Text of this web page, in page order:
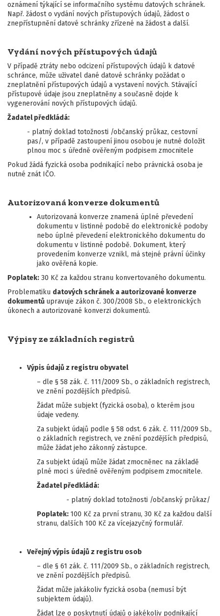
oznámení týkající se informačního systému datových schránek.
Např. žádost o vydání nových přístupových údajů, žádost o
znepřístupnění datové schránky zřízené na žádost a další.
Vydání nových přístupových údajů
V případě ztráty nebo odcizení přístupových údajů k datové
schránce, může uživatel dané datové schránky požádat o
zneplatnění přístupových údajů a vystavení nových. Stávající
přístupové údaje jsou zneplatněny a současně dojde k
vygenerování nových přístupových údajů.
Žadatel předkládá:
- platný doklad totožnosti /občanský průkaz, cestovní
pas/, v případě zastoupení jinou osobou je nutné doložit
plnou moc s úředně ověřeným podpisem zmocnitele
Pokud žádá fyzická osoba podnikající nebo právnická osoba je
nutné znát IČO.
Autorizovaná konverze dokumentů
Autorizovaná konverze znamená úplné převedení
dokumentu v listinné podobě do elektronické podoby
nebo úplné převedení elektronického dokumentu do
dokumentu v listinné podobě. Dokument, který
provedením konverze vznikl, má stejné právní účinky
jako ověřená kopie.
Poplatek: 30 Kč za každou stranu konvertovaného dokumentu.
Problematiku datových schránek a autorizované konverze
dokumentů upravuje zákon č. 300/2008 Sb., o elektronických
úkonech a autorizované konverzi dokumentů.
Výpisy ze základních registrů
Výpis údajů z registru obyvatel
– dle § 58 zák. č. 111/2009 Sb., o základních registrech,
ve znění pozdějších předpisů.
Žádat může subjekt (fyzická osoba), o kterém jsou
údaje vedeny.
Za subjekt údajů podle § 58 odst. 6 zák. č. 111/2009 Sb.,
o základních registrech, ve znění pozdějších předpisů,
může žádat jeho zákonný zástupce.
Za subjekt údajů může žádat zmocněnec na základě
plné moci s úředně ověřeným podpisem zmocnitele.
Žadatel předkládá:
- platný doklad totožnosti /občanský průkaz/
Poplatek: 100 Kč za první stranu, 30 Kč za každou další
stranu, dalších 100 Kč za vícejazyčný formulář.
Veřejný výpis údajů z registru osob
– dle § 61 zák. č. 111/2009 Sb., o základních registrech,
ve znění pozdějších předpisů.
Žádat může jakákoliv fyzická osoba (nemusí být
subjektem údajů).
Žádat lze o poskytnutí údajů o jakékoliv podnikající